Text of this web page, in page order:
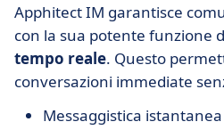
Apphitect IM garantisce
con la sua potente funzione
tempo reale. Questo
conversazioni immediate
Messaggistica